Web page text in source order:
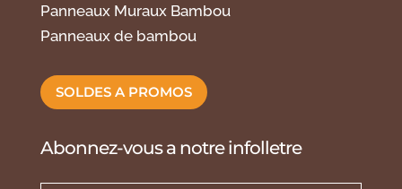
Panneaux Muraux Bambou
Panneaux de bambou
SOLDES A PROMOS
Abonnez-vous a notre infolletre